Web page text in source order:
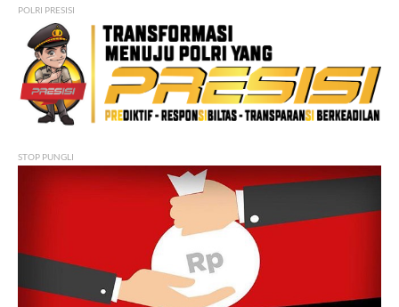
POLRI PRESISI
STOP PUNGLI